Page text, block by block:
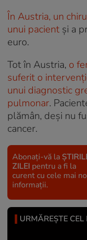
În Austria, un
unui pacient și a
euro.
Tot în Austria, o
suferit o
unui diagnostic
pulmonar.
plămân, deși nu
cancer.
Abonați-vă la
ZILEI pentru a fi la
curent cu cele mai
informații.
URMĂREȘTE